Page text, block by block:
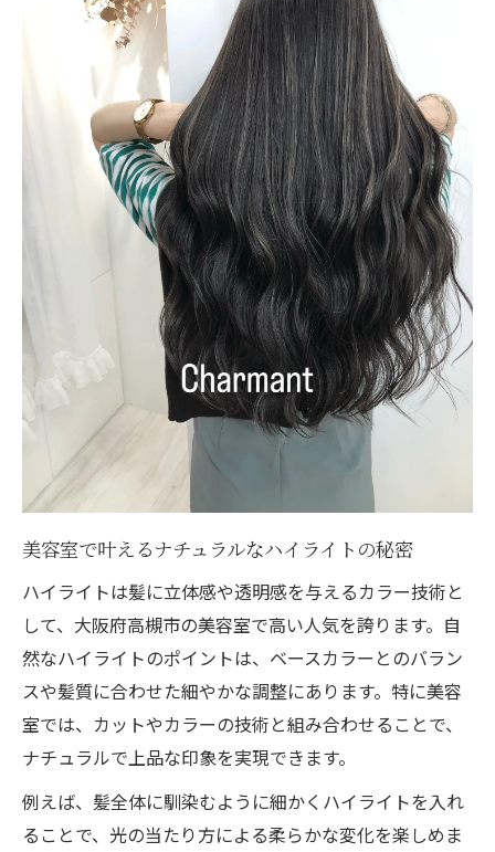
美容室で叶えるナチュラルなハイライトの秘密
ハイライトは髪に立体感や透明感を与えるカラー技術と
して、大阪府高槻市の美容室で高い人気を誇ります。自
然なハイライトのポイントは、ベースカラーとのバラン
スや髪質に合わせた細やかな調整にあります。特に美容
室では、カットやカラーの技術と組み合わせることで、
ナチュラルで上品な印象を実現できます。
例えば、髪全体に馴染むように細かくハイライトを入れ
ることで、光の当たり方による柔らかな変化を楽しめま